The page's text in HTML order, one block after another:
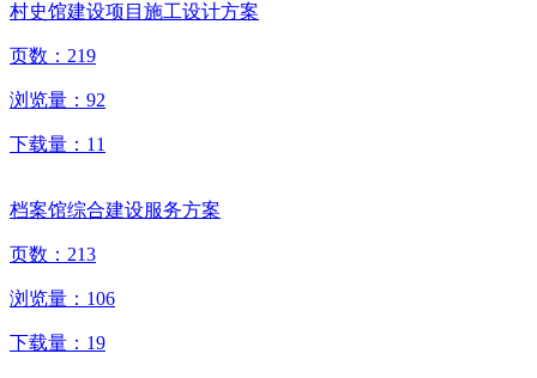
村史馆建设项目施工设计方案
页数： 219
浏览量： 92
下载量： 11
档案馆综合建设服务方案
页数： 213
浏览量： 106
下载量： 19